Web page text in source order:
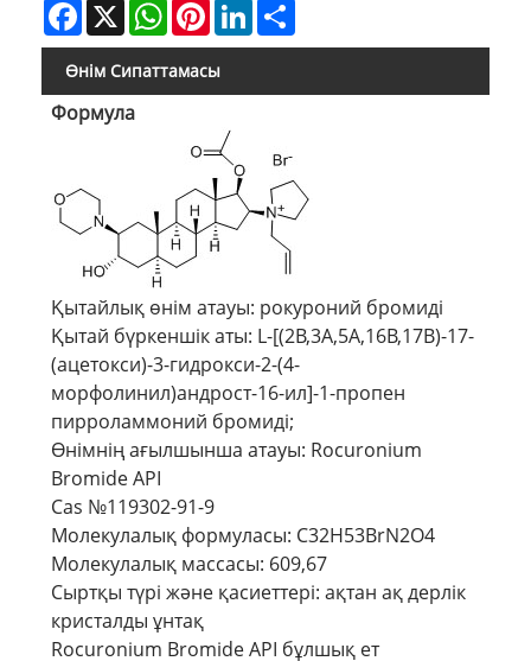
Facebook
X WhatsAppPinterestLinkedIn
Өнім Сипаттамасы
Формула
Қытайлық өнім атауы: рокуроний бромиді
Қытай бүркеншік аты: L-[(2Β,3Α,5Α,16Β,17Β)-17-
(ацетокси)-3-гидрокси-2-(4-
морфолинил)андрост-16-ил]-1-пропен
пирроламмоний бромиді;
Өнімнің ағылшынша атауы: Rocuronium
Bromide API
Cas №119302-91-9
Молекулалық формуласы: C32H53BrN2O4
Молекулалық массасы: 609,67
Сыртқы түрі және қасиеттері: ақтан ақ дерлік
кристалды ұнтақ
Rocuronium Bromide API бұлшық ет